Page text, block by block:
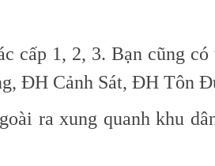
cấp 1, 2, 3. Bạn cũng
ĐH Cảnh Sát, ĐH Tôn
ra xung quanh khu